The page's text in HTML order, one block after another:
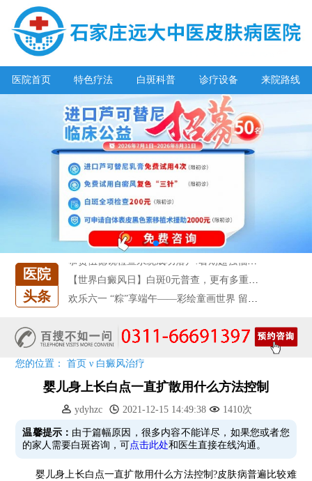
医院首页 特色疗法 白斑科普 诊疗设备 来院路线
医院
头条
7天唤醒黑色素，寒假不留白 体面迎新年!
欢乐六一 “粽”享端午——彩绘童画世界 留住美丽瞬间
清明小长假，2022春季白斑抗复发诊疗援助活动开启!
7天唤醒黑色素，寒假不留白 体面迎新年!
预约从速!远大白转黑分享活动即将开幕!特邀北京专家来院坐诊!
恭贺伍德镜检查系统成功落户!暑期超强福利点击领取!
您的位置：首页 ν 白癜风治疗
婴儿身上长白点一直扩散用什么方法控制
ydyhzc 2021-12-15 14:49:38 1410次
温馨提示： 由于篇幅原因，很多内容不能详尽，如果您或者您
的家人需要白斑咨询，可点击此处和医生直接在线沟通。
婴儿身上长白点一直扩散用什么方法控制?皮肤病普遍比较难